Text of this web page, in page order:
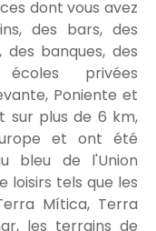
dont vous avez
des bars, des
banques, des
privées
Poniente et
sur plus de 6 km,
et ont été
bleu de l'Union
loisirs tels que les
Mítica, Terra
les terrains de